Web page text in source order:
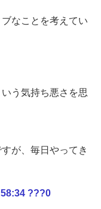
なことを考えてい
う気持ち悪さを思
が、毎日やってき
???0